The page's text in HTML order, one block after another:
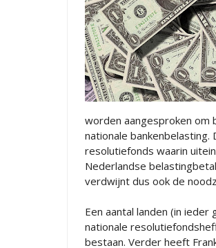
worden aangesproken om
nationale bankenbelasting.
resolutiefonds waarin
Nederlandse
verdwijnt dus ook de
Een aantal landen (in
nationale
bestaan. Verder heeft